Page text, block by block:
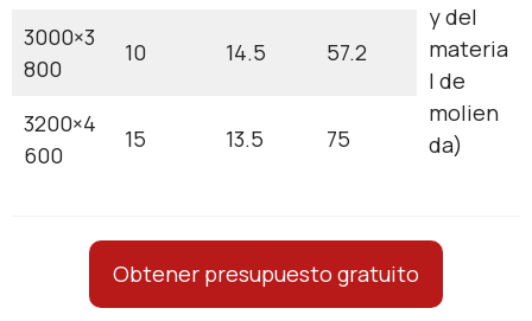
y del
materia
l de
molien
da)
3000×3
800
10 14.5 57.2
3200×4
600
15 13.5 75
Obtener presupuesto gratuito